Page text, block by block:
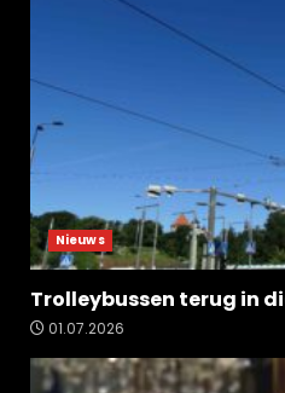
Nieuws
Trolleybussen terug in
01.07.2026